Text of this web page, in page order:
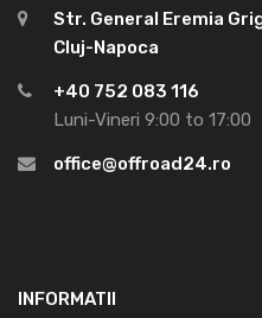
Str. General Eremia
Cluj-Napoca
+40 752 083 116
Luni-Vineri 9:00 to 17:00
office@offroad24.ro
INFORMATII